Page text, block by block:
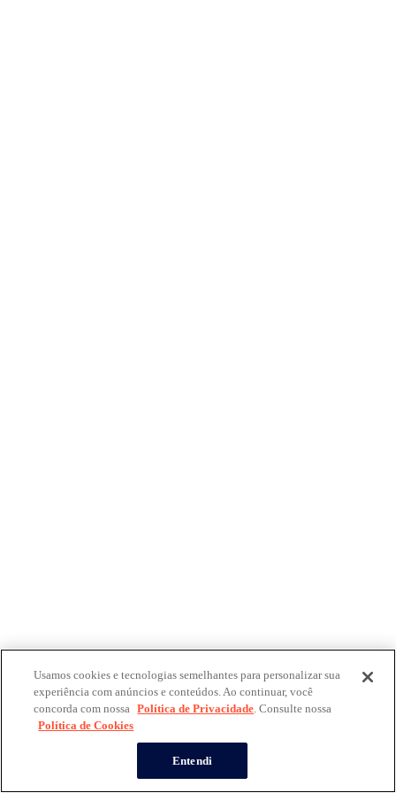
Usamos cookies e tecnologias semelhantes para personalizar sua
experiência com anúncios e conteúdos. Ao continuar, você
concorda com nossa Política de Privacidade. Consulte nossa
Política de Cookies
Entendi